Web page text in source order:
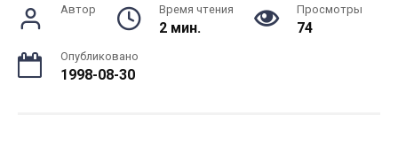
Автор Время чтения
2 мин.
Просмотры
74
Опубликовано
1998-08-30